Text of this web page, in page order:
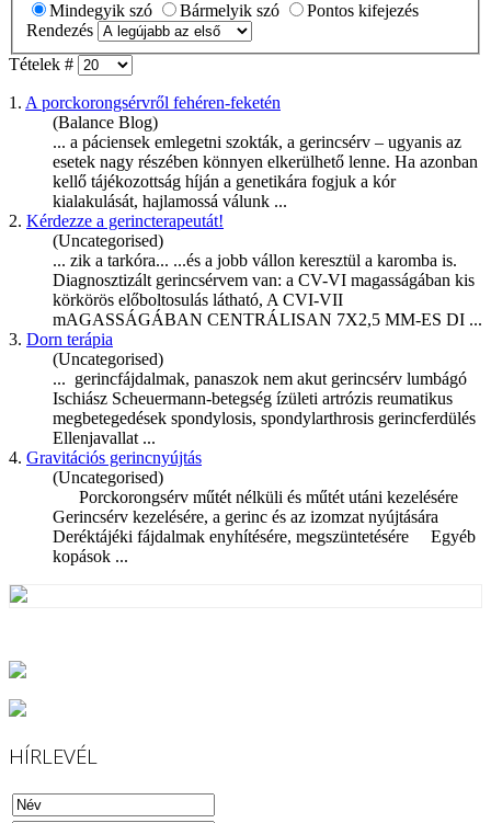
Mindegyik szó Bármelyik szó
Pontos kifejezés
Rendezés
Tételek #
1. A porckorongsérvről fehéren-feketén
(Balance Blog)
... a páciensek emlegetni szokták, a gerincsérv – ugyanis az
esetek nagy részében könnyen elkerülhető lenne. Ha azonban
kellő tájékozottság híján a genetikára fogjuk a kór
kialakulását, hajlamossá válunk ...
2. Kérdezze a gerincterapeutát!
(Uncategorised)
... zik a tarkóra... ...és a jobb vállon keresztül a karomba is.
Diagnosztizált gerincsérvem van: a CV-VI magasságában kis
körkörös előboltosulás látható, A CVI-VII
mAGASSÁGÁBAN CENTRÁLISAN 7X2,5 MM-ES DI ...
3. Dorn terápia
(Uncategorised)
... gerincfájdalmak, panaszok nem akut gerincsérv lumbágó
Ischiász Scheuermann-betegség ízületi artrózis reumatikus
megbetegedések spondylosis, spondylarthrosis gerincferdülés
Ellenjavallat ...
4. Gravitációs gerincnyújtás
(Uncategorised)
Porckorongsérv műtét nélküli és műtét utáni kezelésére
Gerincsérv kezelésére, a gerinc és az izomzat nyújtására
Deréktájéki fájdalmak enyhítésére, megszüntetésére Egyéb
kopások ...
HÍRLEVÉL